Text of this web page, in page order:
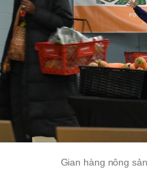
Gian hàng nông